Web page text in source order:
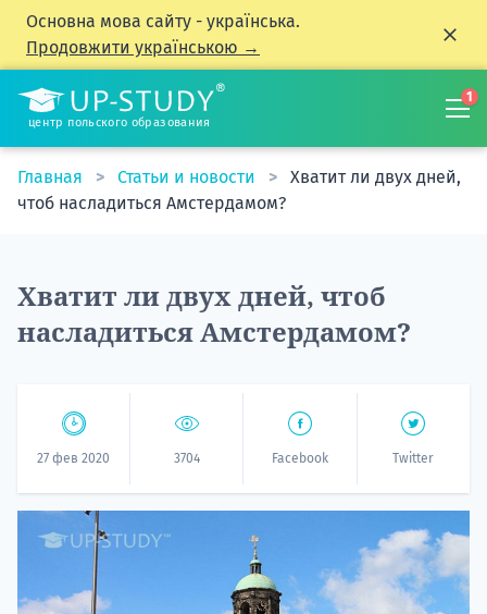
Основна мова сайту - українська.
Продовжити українською →
центр польского образования
1
Главная Статьи и новости
Хватит ли двух дней,
чтоб насладиться Амстердамом?
Хватит ли двух дней, чтоб
насладиться Амстердамом?
27 фев 2020 3704 Facebook Twitter